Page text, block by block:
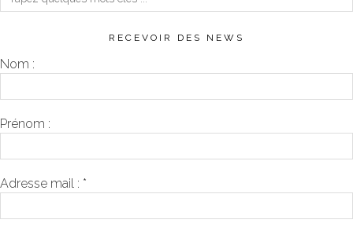
RECEVOIR DES NEWS
Nom :
Prénom :
Adresse mail : *